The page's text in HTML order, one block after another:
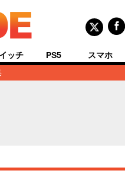
ッチ PS5 スマホ